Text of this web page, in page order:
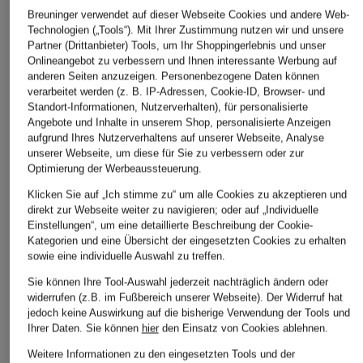
+Aktionsrabatt
miss goodlife
Pullover mit Alpaka
61,99 €
Bestpreis:119,90 €
+Aktionsrabatt
miss goodlife
Pullover
58,99 €
Bestpreis:50,14 €
Ursprünglich:
+Aktionsrabatt
miss goodlife
Pullover mit Alpaka
49,99 €
Bestpreis:42,49 €
Weitere Kategorien
Breuninger verwendet auf dieser Webseite Cookies und andere Web-
Technologien („Tools“). Mit Ihrer Zustimmung nutzen wir und unsere
Partner (Drittanbieter) Tools, um Ihr Shoppingerlebnis und unser
Onlineangebot zu verbessern und Ihnen interessante Werbung auf
anderen Seiten anzuzeigen. Personenbezogene Daten können
verarbeitet werden (z. B. IP-Adressen, Cookie-ID, Browser- und
Standort-Informationen, Nutzerverhalten), für personalisierte
Angebote und Inhalte in unserem Shop, personalisierte Anzeigen
aufgrund Ihres Nutzerverhaltens auf unserer Webseite, Analyse
unserer Webseite, um diese für Sie zu verbessern oder zur
Optimierung der Werbeaussteuerung.
Klicken Sie auf „Ich stimme zu“ um alle Cookies zu akzeptieren und
direkt zur Webseite weiter zu navigieren; oder auf „Individuelle
Einstellungen“, um eine detaillierte Beschreibung der Cookie-
Kategorien und eine Übersicht der eingesetzten Cookies zu erhalten
sowie eine individuelle Auswahl zu treffen.
Sie können Ihre Tool-Auswahl jederzeit nachträglich ändern oder
widerrufen (z.B. im Fußbereich unserer Webseite). Der Widerruf hat
jedoch keine Auswirkung auf die bisherige Verwendung der Tools und
Ihrer Daten. Sie können hierden Einsatz von Cookies ablehnen.
Weitere Informationen zu den eingesetzten Tools und der